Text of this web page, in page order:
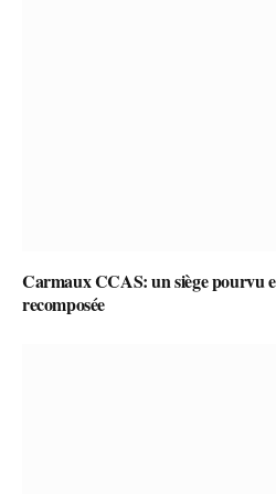
Carmaux CCAS: un siège pourvu
recomposée